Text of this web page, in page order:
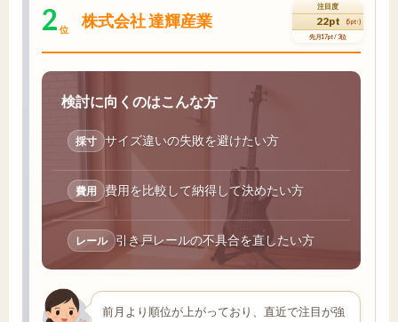
2 位 株式会社 達輝産業
注目度
22pt (5pt↑)
先月17pt / 3位
検討に向くのはこんな方
採寸 サイズ違いの失敗を避けたい方
費用 費用を比較して納得して決めたい方
レール 引き戸レールの不具合を直したい方
前月より順位が上がっており、直近で注目が強